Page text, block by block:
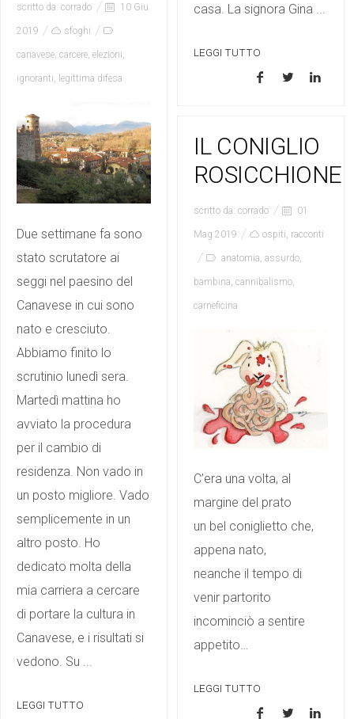
casa. La signora Gina ...
LEGGI TUTTO
scritto da: corrado 10 Giu
2019 sfoghi
canavese, carcere, elezioni,
ignoranti, legittima difesa
Due settimane fa sono
stato scrutatore ai
seggi nel paesino del
Canavese in cui sono
nato e cresciuto.
Abbiamo finito lo
scrutinio lunedì sera.
Martedì mattina ho
avviato la procedura
per il cambio di
residenza. Non vado in
un posto migliore. Vado
semplicemente in un
altro posto. Ho
dedicato molta della
mia carriera a cercare
di portare la cultura in
Canavese, e i risultati si
vedono. Su ...
LEGGI TUTTO
IL CONIGLIO
ROSICCHIONE
scritto da: corrado 01
Mag 2019 ospiti, racconti
anatomia, assurdo,
bambina, cannibalismo,
carneficina
C’era una volta, al
margine del prato
un bel coniglietto che,
appena nato,
neanche il tempo di
venir partorito
incominciò a sentire
appetito…
LEGGI TUTTO